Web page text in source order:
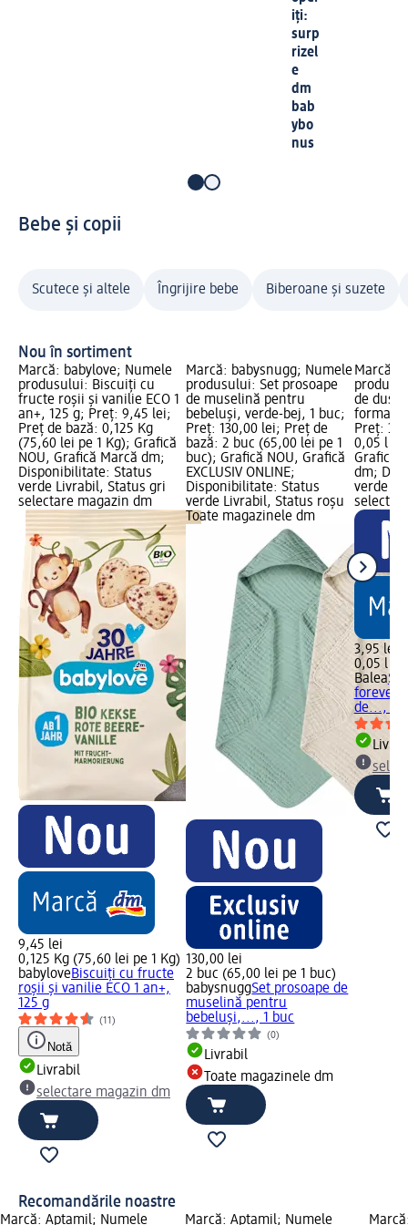
iți:
surp
rizel
e
dm
bab
ybo
nus
Bebe și copii
Scutece și altele Îngrijire bebe Biberoane și suzete
Nou în sortiment
Marcă: babylove; Numele
produsului: Biscuiți cu
fructe roșii și vanilie ECO 1
an+, 125 g; Preț: 9,45 lei;
Preț de bază: 0,125 Kg
(75,60 lei pe 1 Kg); Grafică
NOU, Grafică Marcă dm;
Disponibilitate: Status
verde Livrabil, Status gri
selectare magazin dm
9,45 lei
0,125 Kg (75,60 lei pe 1 Kg)
babyloveBiscuiți cu fructe
roșii și vanilie ECO 1 an+,
125 g
(11)
Notă
Livrabil
selectare magazin dm
Marcă: babysnugg; Numele
produsului: Set prosoape
de muselină pentru
bebeluși, verde-bej, 1 buc;
Preț: 130,00 lei; Preț de
bază: 2 buc (65,00 lei pe 1
buc); Grafică NOU, Grafică
EXCLUSIV ONLINE;
Disponibilitate: Status
verde Livrabil, Status roșu
Toate magazinele dm
130,00 lei
2 buc (65,00 lei pe 1 buc)
babysnuggSet prosoape de
muselină pentru
bebeluși,..., 1 buc
(0)
Livrabil
Toate magazinele dm
Marcă:
de duș
format
Preț:
0,05 l
Grafică
dm;
verde
3,95 lei
0,05 l
Balea
forever
de..., 50
Recomandările noastre
Marcă: Aptamil; Numele Marcă: Aptamil; Numele